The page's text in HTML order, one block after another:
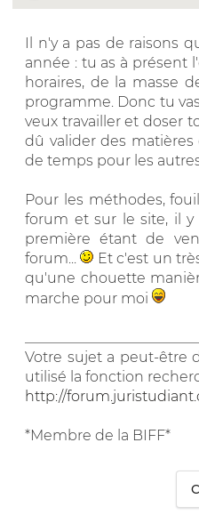
Il n'y a pas de raisons
année : tu as à présent
horaires, de la masse
programme. Donc tu
veux travailler et doser
dû valider des matières
de temps pour les
Pour les méthodes,
forum et sur le site, il y
première étant de
forum...
Et c'est un
qu'une chouette
marche pour moi
Votre sujet a peut-être
utilisé la fonction
http://
*Membre de la BIFF*